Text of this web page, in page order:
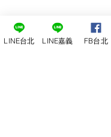
LINE台北 LINE嘉義 FB台北